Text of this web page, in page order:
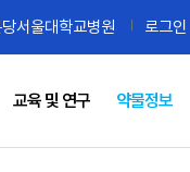
서울대학교병원 로그인
교육 및 연구 약물정보